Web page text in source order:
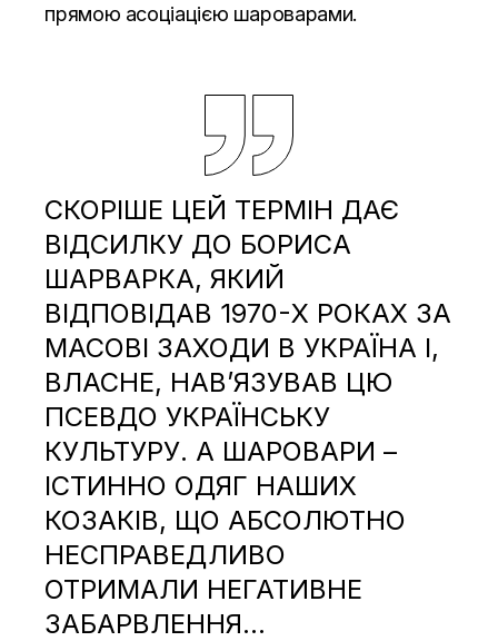
прямою асоціацією шароварами.
СКОРІШЕ ЦЕЙ ТЕРМІН ДАЄ
ВІДСИЛКУ ДО БОРИСА
ШАРВАРКА, ЯКИЙ
ВІДПОВІДАВ 1970-Х РОКАХ ЗА
МАСОВІ ЗАХОДИ В УКРАЇНА І,
ВЛАСНЕ, НАВ’ЯЗУВАВ ЦЮ
ПСЕВДО УКРАЇНСЬКУ
КУЛЬТУРУ. А ШАРОВАРИ –
ІСТИННО ОДЯГ НАШИХ
КОЗАКІВ, ЩО АБСОЛЮТНО
НЕСПРАВЕДЛИВО
ОТРИМАЛИ НЕГАТИВНЕ
ЗАБАРВЛЕННЯ…